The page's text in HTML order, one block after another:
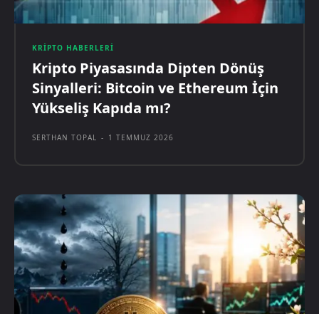
KRIPTO HABERLERI
Kripto Piyasasında Dipten Dönüş
Sinyalleri: Bitcoin ve Ethereum İçin
Yükseliş Kapıda mı?
SERTHAN TOPAL - 1 TEMMUZ 2026